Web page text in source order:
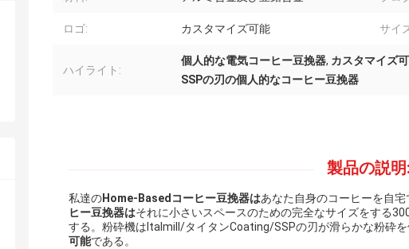
ロゴ: カスタマイズ可能 サイ
ハイライト:
個人的な電気コーヒー豆挽器, カスタマイズ
SSPの刃の個人的なコーヒー豆挽器
製品の説
私達のHome-Basedコーヒー豆挽器はあなた自身のコーヒーを自
ヒー豆挽器はそれに小さいスペースのための完全なサイズをする
する。粉砕機はItalmill/タイタンCoating/SSPの刃が滑らかな粉砕
可能である。